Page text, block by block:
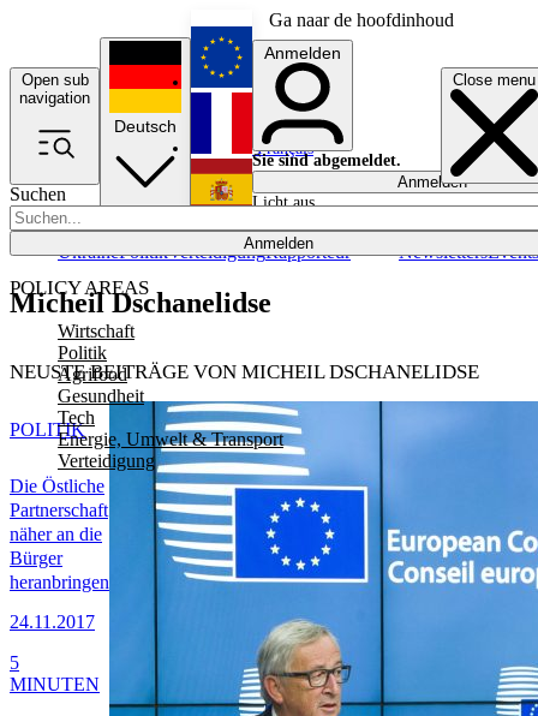
Ga naar de hoofdinhoud
Open sub
navigation
Close menu
Suchen
Anmelden
POLICY AREAS
Wirtschaft
Politik
Agrifood
Gesundheit
Tech
Energie, Umwelt & Transport
Verteidigung
UkrainePolitikVerteidigungRapporteur NewslettersEvents
Deutsch
English
Français
Anmelden
Sie sind abgemeldet.
Anmelden
Licht aus
Micheil Dschanelidse
NEUSTE BEITRÄGE VON MICHEIL DSCHANELIDSE
Die Östliche
Partnerschaft
näher an die
Bürger
heranbringen
24.11.2017
POLITIK
5
MINUTEN